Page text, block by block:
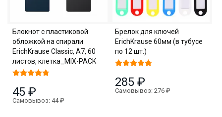
Блокнот с пластиковой
обложкой на спирали
ErichKrause Classic, А7, 60
листов, клетка_MIX-PACK
45 ₽
Самовывоз: 44 ₽
Брелок для ключей
ErichKrause 60мм (в тубусе
по 12 шт.)
285 ₽
Самовывоз: 276 ₽